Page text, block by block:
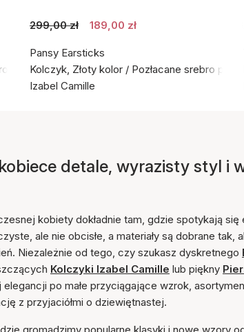
próby 925
299,00 zł 189,00 zł
Pansy Earsticks
Kolczyk, Złoty kolor / Pozłacane srebro
Izabel Camille
detale, wyrazisty styl i
kobiety dokładnie tam, gdzie spotykają
ale nie obcisłe, a materiały są dobrane tak,
Niezależnie od tego, czy szukasz dyskretnego
Kolczyki Izabel Camille lub piękny
po małe przyciągające wzrok,
z przyjaciółmi o dziewiętnastej.